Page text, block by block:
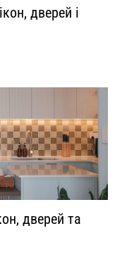
дверей і
дверей та